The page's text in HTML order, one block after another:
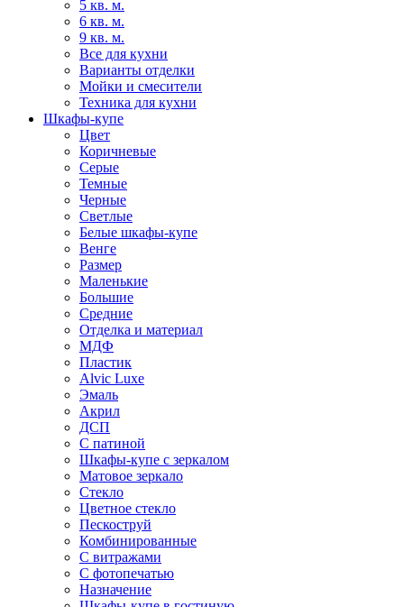
5 кв. м.
6 кв. м.
9 кв. м.
Все для кухни
Варианты отделки
Мойки и смесители
Техника для кухни
Шкафы-купе
Цвет
Коричневые
Серые
Темные
Черные
Светлые
Белые шкафы-купе
Венге
Размер
Маленькие
Большие
Средние
Отделка и материал
МДФ
Пластик
Alvic Luxe
Эмаль
Акрил
ДСП
С патиной
Шкафы-купе с зеркалом
Матовое зеркало
Стекло
Цветное стекло
Пескоструй
Комбинированные
С витражами
С фотопечатью
Назначение